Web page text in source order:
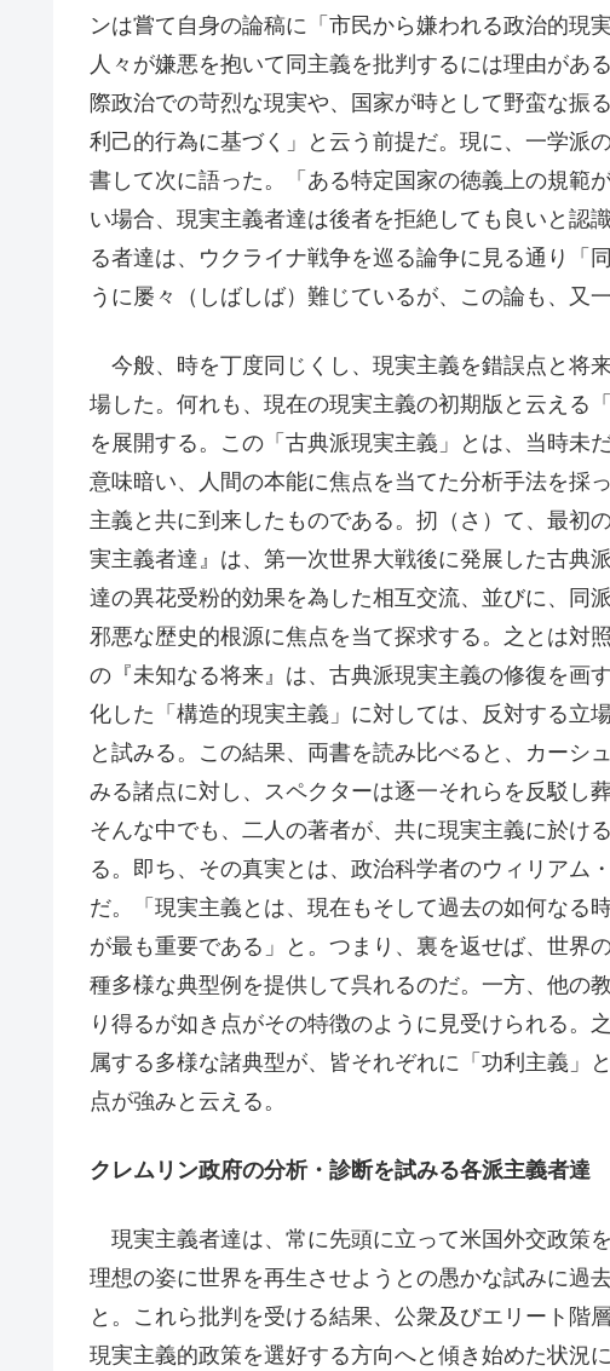
ンは嘗て自身の論稿に「市民から嫌われる政治的現
人々が嫌悪を抱いて同主義を批判するには理由があ
際政治での苛烈な現実や、国家が時として野蛮な振
利己的行為に基づく」と云う前提だ。現に、一学派
書して次に語った。「ある特定国家の徳義上の規範
い場合、現実主義者達は後者を拒絶しても良いと認
る者達は、ウクライナ戦争を巡る論争に見る通り「
うに屡々（しばしば）難じているが、この論も、又
今般、時を丁度同じくし、現実主義を錯誤点と将
場した。何れも、現在の現実主義の初期版と云える
を展開する。この「古典派現実主義」とは、当時未
意味暗い、人間の本能に焦点を当てた分析手法を採
主義と共に到来したものである。扨（さ）て、最初
実主義者達』は、第一次世界大戦後に発展した古典
達の異花受粉的効果を為した相互交流、並びに、同
邪悪な歴史的根源に焦点を当て探求する。之とは対
の『未知なる将来』は、古典派現実主義の修復を画
化した「構造的現実主義」に対しては、反対する立
と試みる。この結果、両書を読み比べると、カーシ
みる諸点に対し、スペクターは逐一それらを反駁し
そんな中でも、二人の著者が、共に現実主義に於け
る。即ち、その真実とは、政治科学者のウィリアム
だ。「現実主義とは、現在もそして過去の如何なる
が最も重要である」と。つまり、裏を返せば、世界
種多様な典型例を提供して呉れるのだ。一方、他の
り得るが如き点がその特徴のように見受けられる。
属する多様な諸典型が、皆それぞれに「功利主義」
点が強みと云える。
クレムリン政府の分析・診断を試みる各派主義者達
現実主義者達は、常に先頭に立って米国外交政策
理想の姿に世界を再生させようとの愚かな試みに過
と。これら批判を受ける結果、公衆及びエリート階
現実主義的政策を選好する方向へと傾き始めた状況